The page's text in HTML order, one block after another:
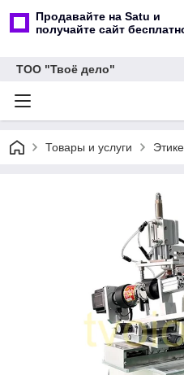
Продавайте на Satu и
получайте сайт
ТОО "Твоё дело"
Товары и услуги